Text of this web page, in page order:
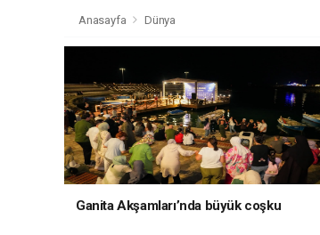
Anasayfa Dünya
Ganita Akşamları’nda büyük coşku